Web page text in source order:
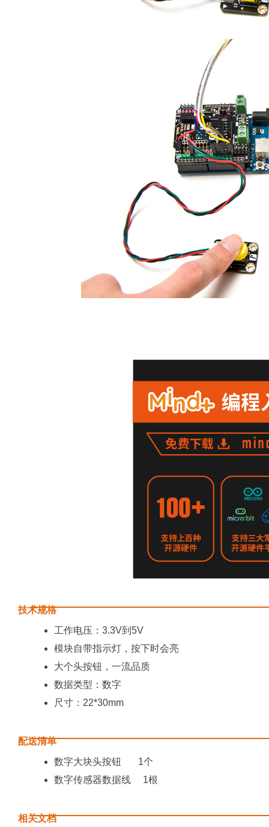
技术规格
工作电压：3.3V到5V
模块自带指示灯，按下时会亮
大个头按钮，一流品质
数据类型：数字
尺寸：22*30mm
配送清单
数字大块头按钮 1个
数字传感器数据线 1根
相关文档